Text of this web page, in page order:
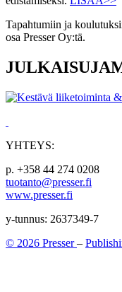
Tapahtumiin ja
osa Presser Oy:tä.
YHTEYS:
p. +358 44 274 0208
tuotanto@presser.fi
www.presser.fi
y-tunnus: 2637349-7
© 2026 Presser–